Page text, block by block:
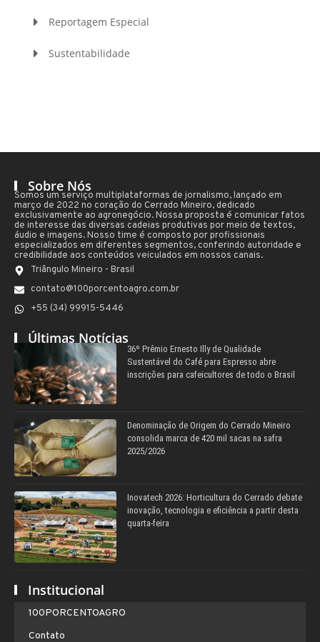
Reportagem Especial
Sustentabilidade
Sobre Nós
Somos um serviço multiplataformas de jornalismo, lançado em
março de 2022 no coração do Cerrado Mineiro, dedicado
exclusivamente ao agronegócio. Nossa proposta é comunicar fatos
de interesse das diversas cadeias produtivas por meio de textos,
áudio e imagens. Nosso time é composto por profissionais
especializados em diferentes segmentos, conferindo autoridade e
credibilidade aos conteúdos veiculados em nossos canais.
Triângulo Mineiro - Brasil
contato@100porcentoagro.com.br
+55 (34) 99915-5446
Últimas Notícias
36º Prêmio Ernesto Illy de Qualidade
Sustentável do Café para Espresso abre
inscrições para cafeicultores de todo o Brasil
Denominação de Origem do Cerrado Mineiro
consolida marca de 420 mil sacas na safra
2025/2026
Inovatech 2026: Horticultura do Cerrado debate
inovação, tecnologia e eficiência a partir desta
quarta-feira
Institucional
100PORCENTOAGRO
Contato